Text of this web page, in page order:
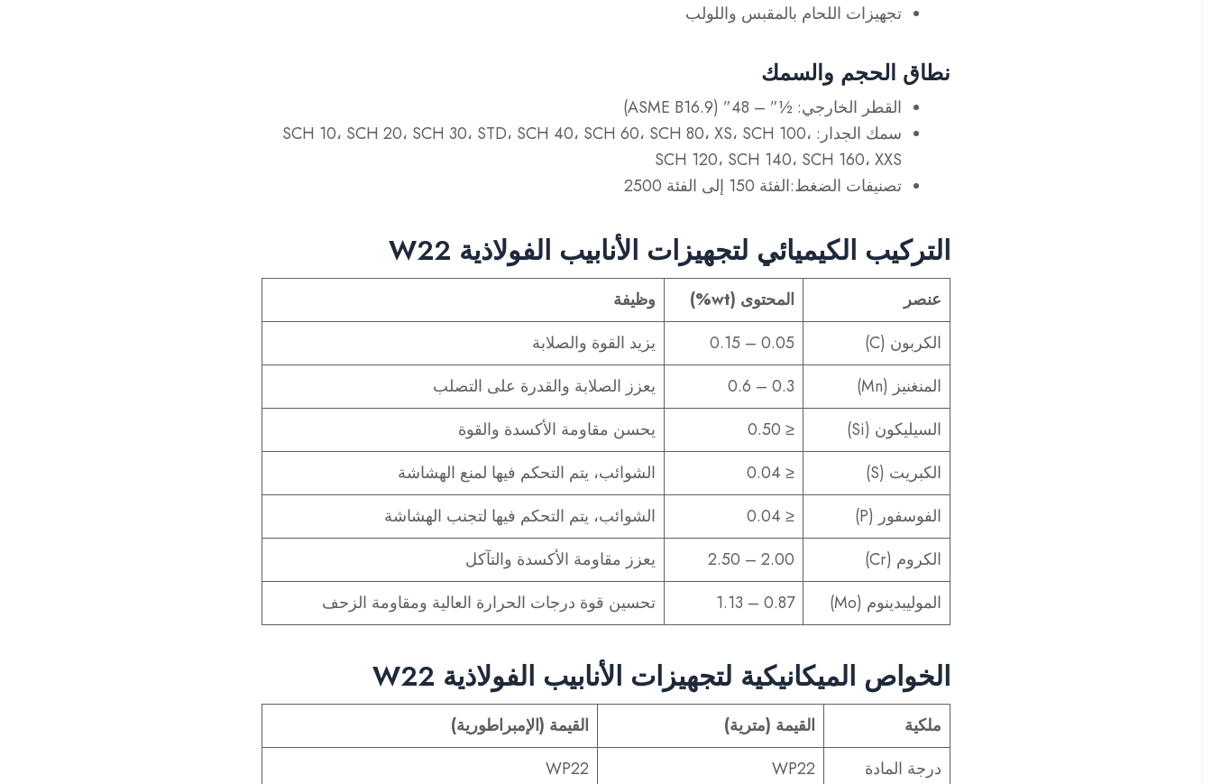
تجهيزات اللحام بالمقبس واللولب
نطاق الحجم والسمك
القطر الخارجي: ½” – 48” (ASME B16.9)
سمك الجدار
: SCH 10، SCH 20، SCH 30، STD، SCH 40، SCH 60، SCH 80، XS، SCH 100،
SCH 120، SCH 140، SCH 160، XXS
تصنيفات الضغط:الفئة 150 إلى الفئة 2500
التركيب الكيميائي لتجهيزات الأنابيب الفولاذية W22
عنصر المحتوى (wt%)
وظيفة
الكربون (C)
0.05 – 0.15
يزيد القوة والصلابة
المنغنيز (Mn)
0.3 – 0.6
يعزز الصلابة والقدرة على التصلب
السيليكون (Si)
≤ 0.50
يحسن مقاومة الأكسدة والقوة
الكبريت (S)
≤ 0.04
الشوائب، يتم التحكم فيها لمنع الهشاشة
الفوسفور (P)
≤ 0.04
الشوائب، يتم التحكم فيها لتجنب الهشاشة
الكروم (Cr)
2.00 – 2.50
يعزز مقاومة الأكسدة والتآكل
الموليبدينوم (Mo)
0.87 – 1.13 تحسين قوة درجات الحرارة العالية ومقاومة الزحف
الخواص الميكانيكية لتجهيزات الأنابيب الفولاذية W22
ملكية القيمة (مترية)
القيمة (الإمبراطورية)
درجة المادة
WP22
WP22